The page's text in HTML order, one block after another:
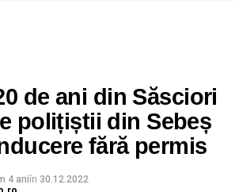
de ani din Săsciori
polițiștii din Sebeș
fără permis
4 aniîn 30.12.2022